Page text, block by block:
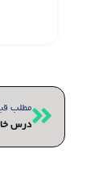
قبلی
مطلب
درس